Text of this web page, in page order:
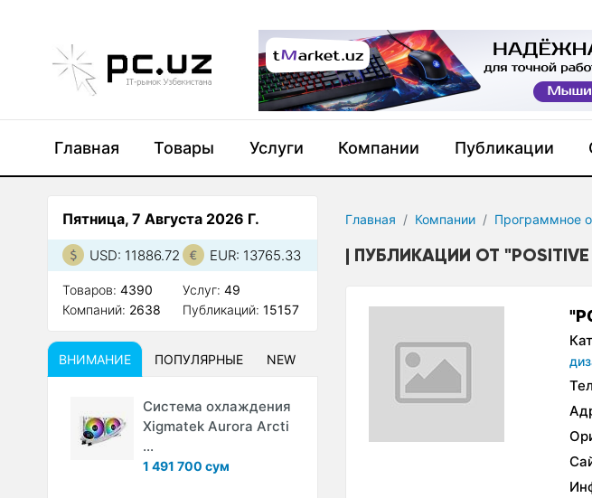
Главная Товары Услуги Компании Публикации
Главная Компании Программное
ПУБЛИКАЦИИ ОТ
Пятница, 7 Августа 2026 Г.
USD: 11886.72 EUR: 13765.33
Товаров: 4390
Компаний: 2638
Услуг:49
Публикаций:15157
ВНИМАНИЕ ПОПУЛЯРНЫЕ NEW
Система охлаждения
Xigmatek Aurora Arcti
...
1 491 700 сум